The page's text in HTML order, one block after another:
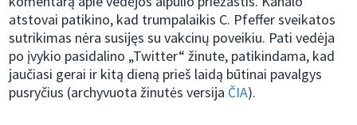
atstovai patikino, kad trumpalaikis C. Pfeffer sveikatos
sutrikimas nėra susijęs su vakcinų poveikiu. Pati vedėja
po įvykio pasidalino „Twitter“ žinute, patikindama, kad
jaučiasi gerai ir kitą dieną prieš laidą būtinai pavalgys
pusryčius (archyvuota žinutės versija ČIA).